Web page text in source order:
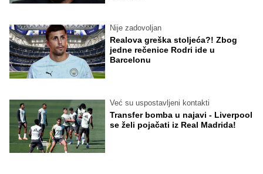
Nije zadovoljan
Realova greška stoljeća?! Zbog
jedne rečenice Rodri ide u
Barcelonu
Već su uspostavljeni kontakti
Transfer bomba u najavi - Liverpool
se želi pojačati iz Real Madrida!